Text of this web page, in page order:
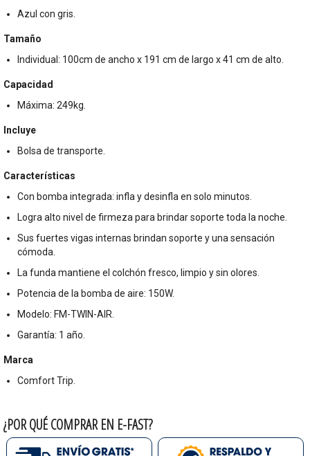
Azul con gris.
Tamaño
Individual: 100cm de ancho x 191 cm de largo x 41 cm de alto.
Capacidad
Máxima: 249kg.
Incluye
Bolsa de transporte.
Características
Con bomba integrada: infla y desinfla en solo minutos.
Logra alto nivel de firmeza para brindar soporte toda la noche.
Sus fuertes vigas internas brindan soporte y una sensación
cómoda.
La funda mantiene el colchón fresco, limpio y sin olores.
Potencia de la bomba de aire: 150W.
Modelo: FM-TWIN-AIR.
Garantía: 1 año.
Marca
Comfort Trip.
¿POR QUÉ COMPRAR EN E-FAST?